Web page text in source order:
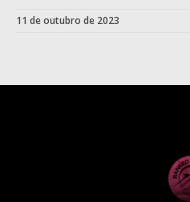
11 de outubro de 2023